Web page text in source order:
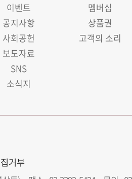
이벤트
공지사항
사회공헌
보도자료
SNS
소식지
멤버십
상품권
고객의 소리
거부